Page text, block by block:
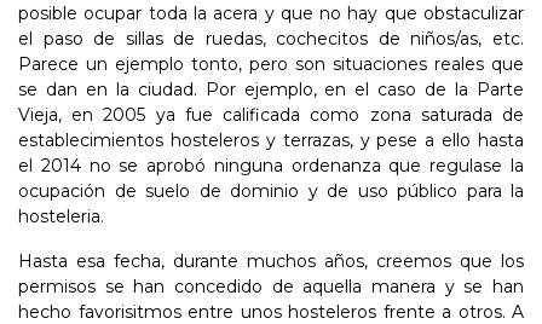
posible ocupar toda la acera y que no hay que obstaculizar
el paso de sillas de ruedas, cochecitos de niños/as, etc.
Parece un ejemplo tonto, pero son situaciones reales que
se dan en la ciudad. Por ejemplo, en el caso de la Parte
Vieja, en 2005 ya fue calificada como zona saturada de
establecimientos hosteleros y terrazas, y pese a ello hasta
el 2014 no se aprobó ninguna ordenanza que regulase la
ocupación de suelo de dominio y de uso público para la
hosteleria.
Hasta esa fecha, durante muchos años, creemos que los
permisos se han concedido de aquella manera y se han
hecho favorisitmos entre unos hosteleros frente a otros. A